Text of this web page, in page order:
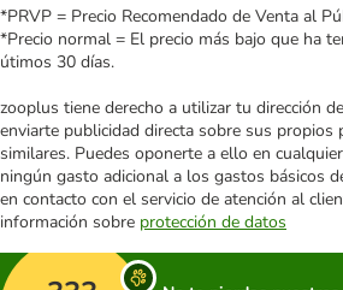
*PRVP = Precio Recomendado de Venta al
*Precio normal = El precio más bajo que ha
útimos 30 días.
zooplus tiene derecho a utilizar tu dirección
enviarte publicidad directa sobre sus propios
similares. Puedes oponerte a ello en
ningún gasto adicional a los gastos básicos
en contacto con el servicio de atención al
información sobre protección de datos